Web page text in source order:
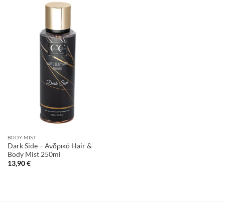
BODY MIST
Dark Side – Ανδρικό Hair &
Body Mist 250ml
13,90€